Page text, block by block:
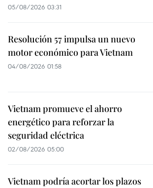
05/08/2026 03:31
Resolución 57 impulsa un nuevo
motor económico para Vietnam
04/08/2026 01:58
Vietnam promueve el ahorro
energético para reforzar la
seguridad eléctrica
02/08/2026 05:00
Vietnam podría acortar los plazos